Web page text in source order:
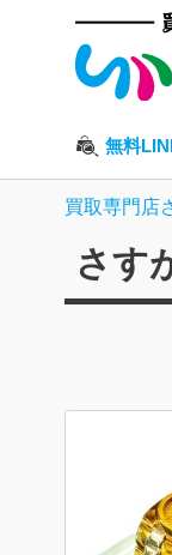
無料
買取専門店
さす